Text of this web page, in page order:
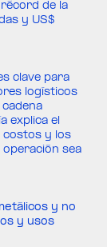
de la
y US$
clave para
logísticos
explica el
costos y los
sea
y no
y usos